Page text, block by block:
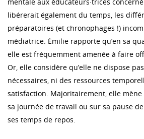
libérerait également du temps, les
préparatoires (et chronophages !)
médiatrice. Émilie rapporte qu’en sa
elle est fréquemment amenée à faire
Or, elle considère qu’elle ne dispose
nécessaires, ni des ressources
satisfaction. Majoritairement, elle mène
sa journée de travail ou sur sa pause
ses temps de repos.